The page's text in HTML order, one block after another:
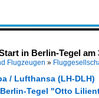
in Berlin-Tegel am
Flugzeugen »
/ Lufthansa (LH-DLH)
Tegel "Otto